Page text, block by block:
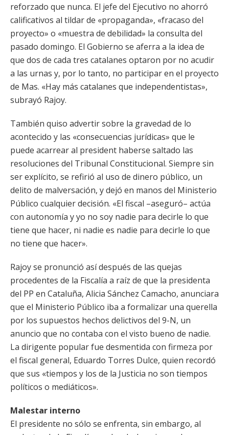
reforzado que nunca. El jefe del Ejecutivo no ahorró
calificativos al tildar de «propaganda», «fracaso del
proyecto» o «muestra de debilidad» la consulta del
pasado domingo. El Gobierno se aferra a la idea de
que dos de cada tres catalanes optaron por no acudir
a las urnas y, por lo tanto, no participar en el proyecto
de Mas. «Hay más catalanes que independentistas»,
subrayó Rajoy.
También quiso advertir sobre la gravedad de lo
acontecido y las «consecuencias jurídicas» que le
puede acarrear al president haberse saltado las
resoluciones del Tribunal Constitucional. Siempre sin
ser explícito, se refirió al uso de dinero público, un
delito de malversación, y dejó en manos del Ministerio
Público cualquier decisión. «El fiscal –aseguró– actúa
con autonomía y yo no soy nadie para decirle lo que
tiene que hacer, ni nadie es nadie para decirle lo que
no tiene que hacer».
Rajoy se pronunció así después de las quejas
procedentes de la Fiscalía a raíz de que la presidenta
del PP en Cataluña, Alicia Sánchez Camacho, anunciara
que el Ministerio Público iba a formalizar una querella
por los supuestos hechos delictivos del 9-N, un
anuncio que no contaba con el visto bueno de nadie.
La dirigente popular fue desmentida con firmeza por
el fiscal general, Eduardo Torres Dulce, quien recordó
que sus «tiempos y los de la Justicia no son tiempos
políticos o mediáticos».
Malestar interno
El presidente no sólo se enfrenta, sin embargo, al